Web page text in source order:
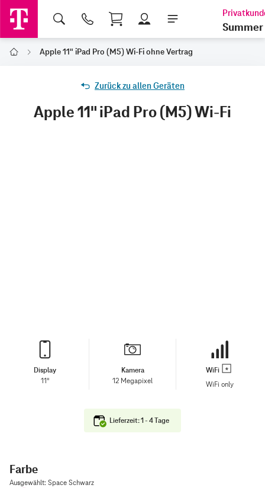
Shopping Cart
Summer
Home Apple 11" iPad Pro (M5) Wi-Fi ohne Vertrag
Zurück zu allen Geräten
Apple 11" iPad Pro (M5) Wi-Fi
Display
11"
Kamera
12 Megapixel
WiFi
WiFi only
Lieferzeit: 1 - 4 Tage
Farbe
Ausgewählt: Space Schwarz